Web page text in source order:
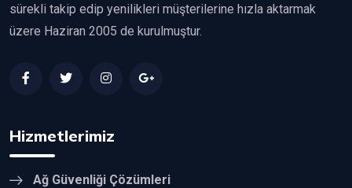
sürekli takip edip yenilikleri müşterilerine hızla aktarmak
üzere Haziran 2005 de kurulmuştur.
Hizmetlerimiz
Ağ Güvenliği Çözümleri